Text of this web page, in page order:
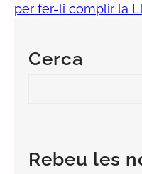
per fer-li complir la
Cerca
c
hRebeu les